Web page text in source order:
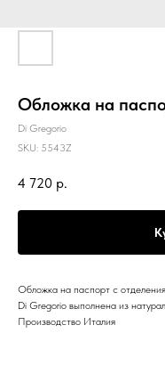
Обложка на
Di Gregorio
SKU: 5543Z
4 720 р.
Обложка на паспорт с
Di Gregorio выполнена из
Производство Италия